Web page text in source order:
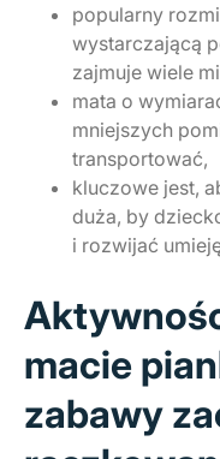
popularny
wystarczającą
zajmuje wiele
mata o
mniejszych
transportować,
kluczowe jest,
duża, by
i rozwijać
macie
zabawy